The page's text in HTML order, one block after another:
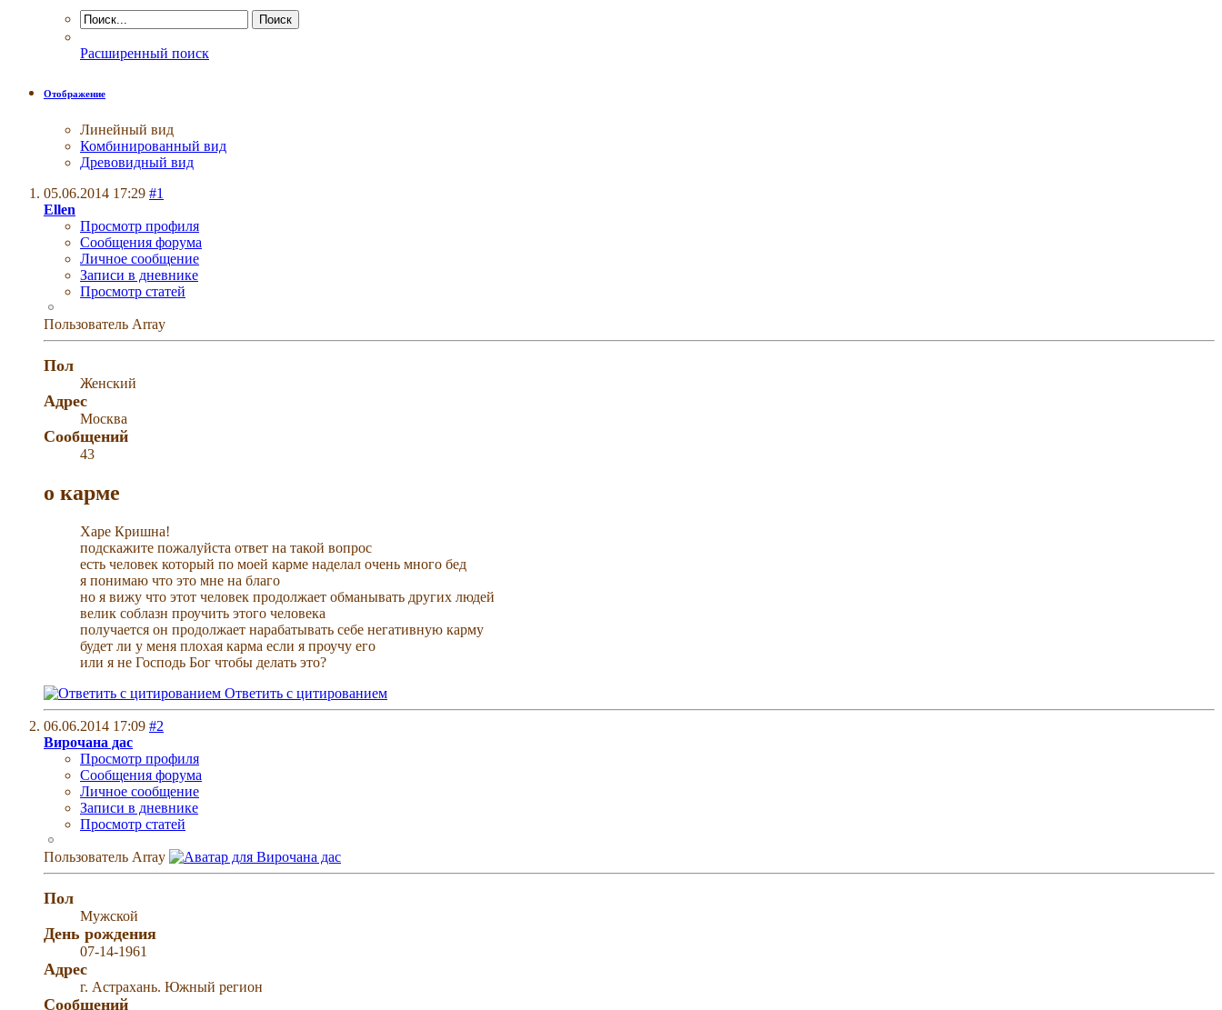
Расширенный поиск
Отображение
Линейный вид
Комбинированный вид
Древовидный вид
05.06.2014 17:29 #1
Ellen
Просмотр профиля
Сообщения форума
Личное сообщение
Записи в дневнике
Просмотр статей
Пользователь Array
Пол
Женский
Адрес
Москва
Сообщений
43
о карме
Харе Кришна!
подскажите пожалуйста ответ на такой вопрос
есть человек который по моей карме наделал очень много бед
я понимаю что это мне на благо
но я вижу что этот человек продолжает обманывать других людей
велик соблазн проучить этого человека
получается он продолжает нарабатывать себе негативную карму
будет ли у меня плохая карма если я проучу его
или я не Господь Бог чтобы делать это?
Ответить с цитированием
06.06.2014 17:09 #2
Вирочана дас
Просмотр профиля
Сообщения форума
Личное сообщение
Записи в дневнике
Просмотр статей
Пользователь Array
Пол
Мужской
День рождения
07-14-1961
Адрес
г. Астрахань. Южный регион
Сообщений